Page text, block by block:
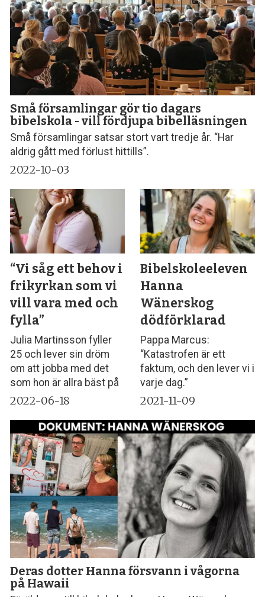
Små församlingar gör tio dagars
bibelskola - vill fördjupa bibelläsningen
Små församlingar satsar stort vart tredje år. “Har
aldrig gått med förlust hittills”.
2022-10-03
“Vi såg ett behov i
frikyrkan som vi
vill vara med och
fylla”
Julia Martinsson fyller
25 och lever sin dröm
om att jobba med det
som hon är allra bäst på
2022-06-18
Bibelskoleeleven
Hanna
Wänerskog
dödförklarad
Pappa Marcus:
“Katastrofen är ett
faktum, och den lever vi i
varje dag.”
2021-11-09
Deras dotter Hanna försvann i vågorna
på Hawaii